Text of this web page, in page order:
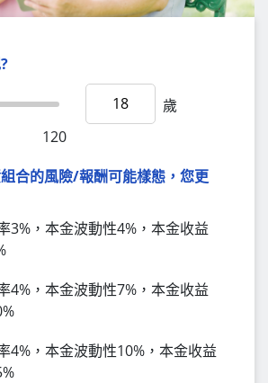
歲
120
合的風險/報酬可能樣態，您更
3%，本金波動性4%，本金收益
4%，本金波動性7%，本金收益
4%，本金波動性10%，本金收益